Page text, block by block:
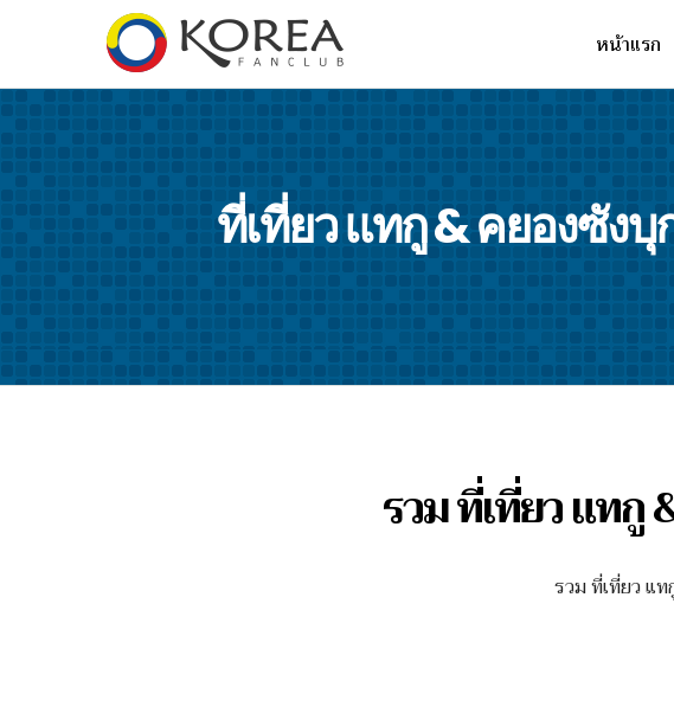
หน้าแรก
ที่เที่ยว แทกู & คยองซั
รวม ที่เที่ยว แทกู
รวม ที่เที่ยว แ